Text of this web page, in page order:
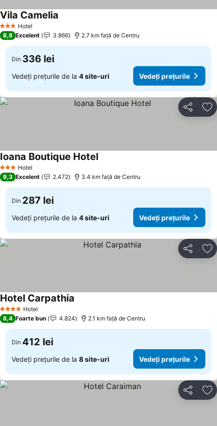
3 SteleHotel
Vila Camelia
8,8 Excelent 3.866 2.7 km faţă de Centru
Din 336 lei
Vedeți prețurile de la 4 site-uri Vedeți prețurile
Distribuiți
3 SteleHotel
Ioana Boutique Hotel
9,3 Excelent 2.472 3.4 km faţă de Centru
Din 287 lei
Vedeți prețurile de la 4 site-uri Vedeți prețurile
Distribuiți
4 Stele Hotel
Hotel Carpathia
8,4 Foarte bun 4.824 2.1 km faţă de Centru
Din 412 lei
Vedeți prețurile de la 8 site-uri Vedeți prețurile
Distribuiți